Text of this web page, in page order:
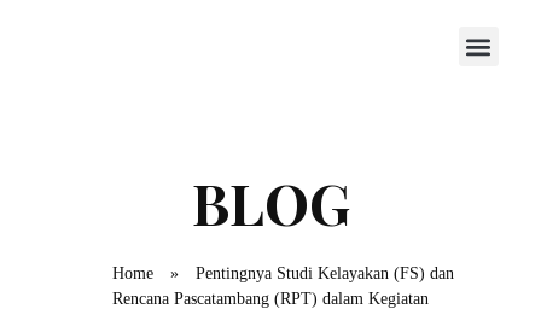
Home »
Pentingnya Studi Kelayakan (FS) dan
Rencana Pascatambang (RPT) dalam Kegiatan